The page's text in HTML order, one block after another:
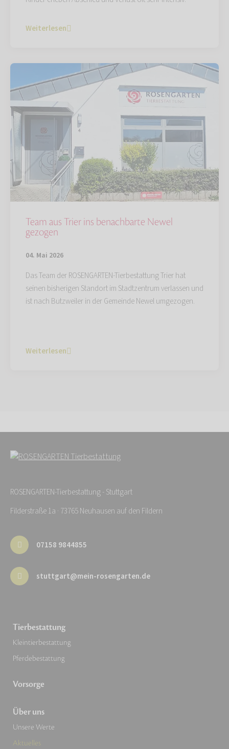
Weiterlesen
Team aus Trier ins benachbarte Newel
gezogen
04. Mai 2026
Das Team der ROSENGARTEN-Tierbestattung Trier hat
seinen bisherigen Standort im Stadtzentrum verlassen und
ist nach Butzweiler in der Gemeinde Newel umgezogen.
Weiterlesen
ROSENGARTEN-Tierbestattung - Stuttgart
Filderstraße 1a · 73765 Neuhausen auf den Fildern
07158 9844855
stuttgart@mein-rosengarten.de
Tierbestattung
Kleintierbestattung
Pferdebestattung
Vorsorge
Über uns
Unsere Werte
Aktuelles